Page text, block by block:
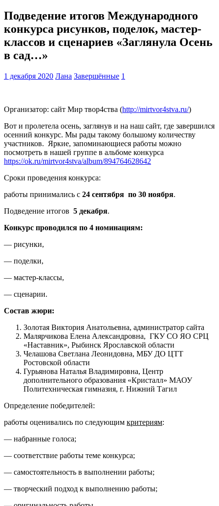
Подведение итогов Международного
конкурса рисунков, поделок, мастер-
классов и сценариев «Заглянула Осень
в сад…»
1 декабря 2020 Лана Завершённые 1
Организатор: сайт Мир твор4ства (http://mirtvor4stva.ru/)
Вот и пролетела осень, заглянув и на наш сайт, где завершился
осенний конкурс. Мы рады такому большому количеству
участников. Яркие, запоминающиеся работы можно
посмотреть в нашей группе в альбоме конкурса
https://ok.ru/mirtvor4stva/album/894764628642
Сроки проведения конкурса:
работы принимались с 24 сентября по 30 ноября.
Подведение итогов 5 декабря.
Конкурс проводился по 4 номинациям:
— рисунки,
— поделки,
— мастер-классы,
— сценарии.
Состав жюри:
Золотая Виктория Анатольевна, администратор сайта
Малярчикова Елена Александровна, ГКУ СО ЯО СРЦ
«Наставник», Рыбинск Ярославской области
Челашова Светлана Леонидовна, МБУ ДО ЦТТ
Ростовской области
Гурьянова Наталья Владимировна, Центр
дополнительного образования «Кристалл» МАОУ
Политехническая гимназия, г. Нижний Тагил
Определение победителей:
работы оценивались по следующим критериям:
— набранные голоса;
— соответствие работы теме конкурса;
— самостоятельность в выполнении работы;
— творческий подход к выполнению работы;